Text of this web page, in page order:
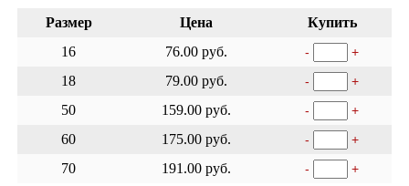
Размер Цена
Купить
16
76.00 руб. - +
18 79.00 руб. - +
50 159.00 руб. - +
60 175.00 руб. - +
70 191.00 руб. - +